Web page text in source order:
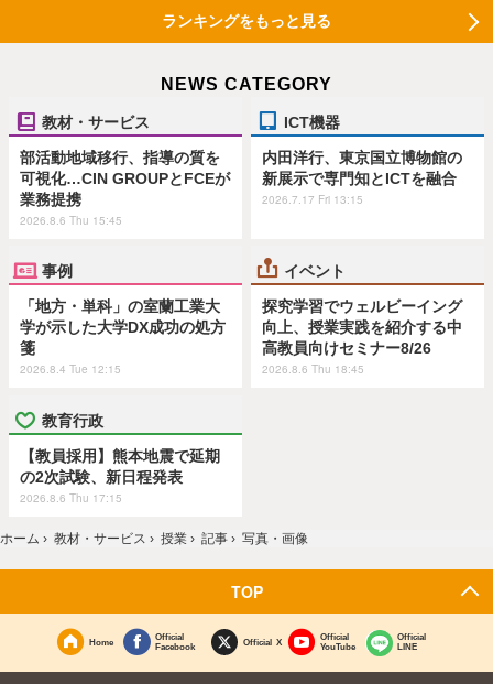
ランキングをもっと見る
NEWS CATEGORY
教材・サービス
部活動地域移行、指導の質を
可視化…CIN GROUPとFCEが
業務提携
2026.8.6 Thu 15:45
ICT機器
内田洋行、東京国立博物館の
新展示で専門知とICTを融合
2026.7.17 Fri 13:15
事例
「地方・単科」の室蘭工業大
学が示した大学DX成功の処方
箋
2026.8.4 Tue 12:15
イベント
探究学習でウェルビーイング
向上、授業実践を紹介する中
高教員向けセミナー8/26
2026.8.6 Thu 18:45
教育行政
【教員採用】熊本地震で延期
の2次試験、新日程発表
2026.8.6 Thu 17:15
ホーム › 教材・サービス › 授業 › 記事 › 写真・画像
TOP
Home
Official
Facebook
Official X
Official
YouTube
Official
LINE